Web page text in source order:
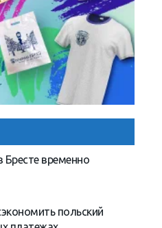
Бресте временно
польский